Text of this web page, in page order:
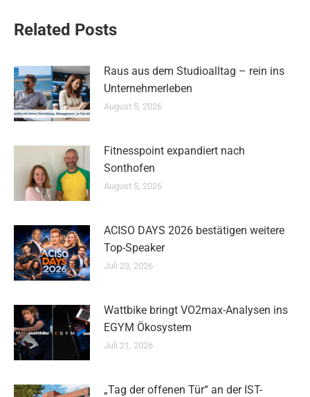
Related Posts
Raus aus dem Studioalltag – rein ins
Unternehmerleben
August 5, 2026
Fitnesspoint expandiert nach
Sonthofen
August 5, 2026
ACISO DAYS 2026 bestätigen weitere
Top-Speaker
Juli 23, 2026
Wattbike bringt VO2max-Analysen ins
EGYM Ökosystem
Juli 21, 2026
„Tag der offenen Tür“ an der IST-